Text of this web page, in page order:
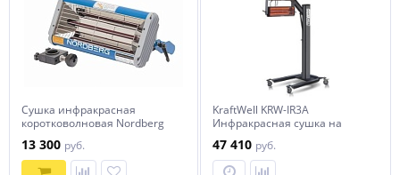
Сушка инфракрасная
коротковолновая Nordberg
13 300 руб.
KraftWell KRW-IR3A
Инфракрасная сушка на
47 410 руб.